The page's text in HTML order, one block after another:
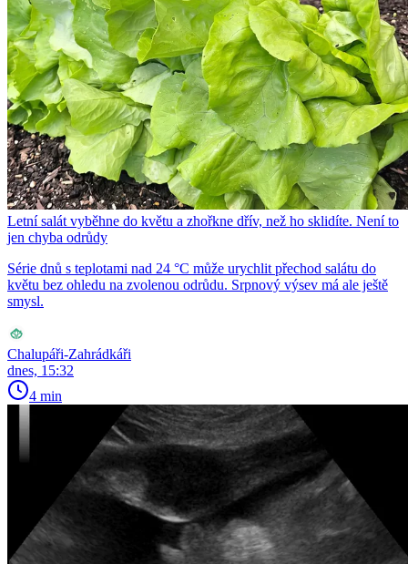
Letní salát vyběhne do květu a zhořkne dřív, než ho sklidíte. Není to
jen chyba odrůdy
Série dnů s teplotami nad 24 °C může urychlit přechod salátu do
květu bez ohledu na zvolenou odrůdu. Srpnový výsev má ale ještě
smysl.
Chalupáři-Zahrádkáři
dnes, 15:32
4 min